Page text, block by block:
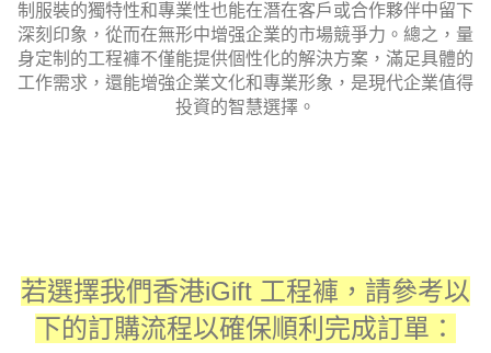
制服裝的獨特性和專業性也能在潛在客戶或合作夥伴中留下
深刻印象，從而在無形中增强企業的市場競爭力。總之，量
身定制的工程褲不僅能提供個性化的解決方案，滿足具體的
工作需求，還能增強企業文化和專業形象，是現代企業值得
投資的智慧選擇。
若選擇我們香港iGift 工程褲 ，請參考以
下的訂購流程以確保順利完成訂單：